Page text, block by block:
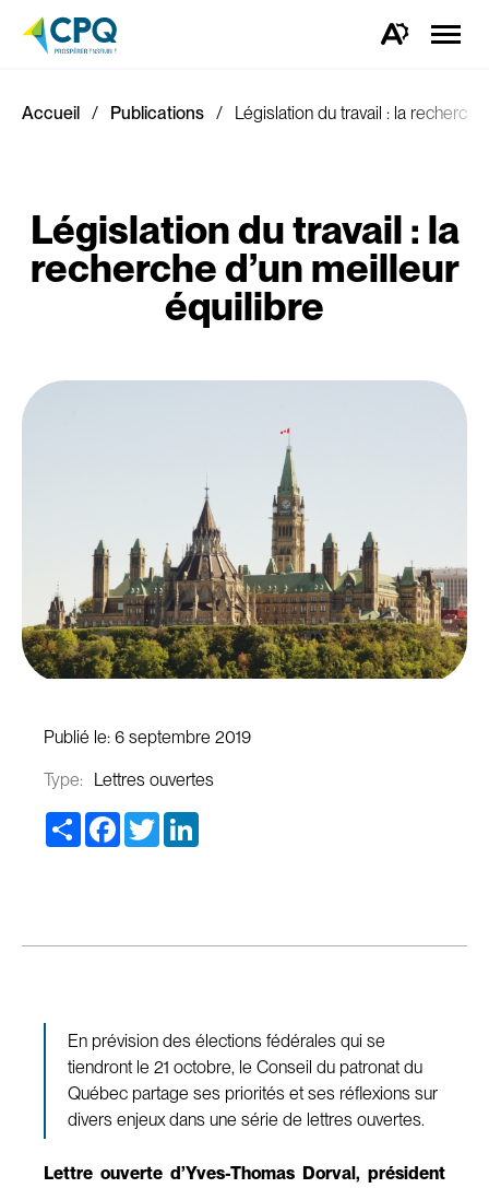
Ouvrez
d'accessibilité.
la
Accueil Publications Législation du travail : la
Législation du travail : la
recherche d’un meilleur
équilibre
Publié le: 6 septembre 2019
Type:
Lettres ouvertes
Share Facebook
Twitter
En prévision des élections fédérales qui se
tiendront le 21 octobre, le Conseil du patronat du
Québec partage ses priorités et ses réflexions sur
divers enjeux dans une série de lettres ouvertes.
Lettre ouverte d’Yves-Thomas Dorval, président